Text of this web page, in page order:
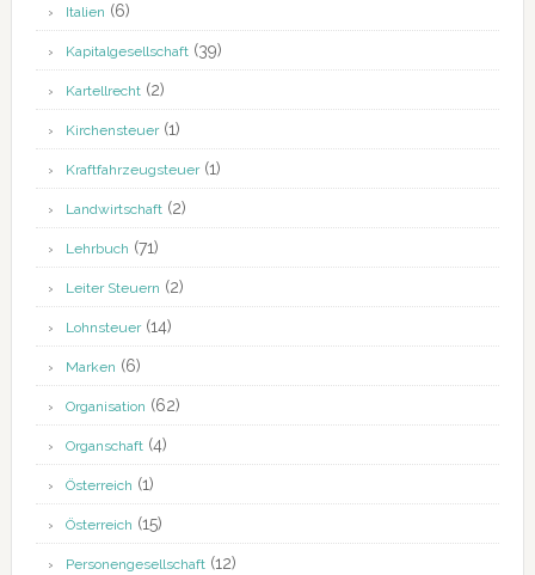
Italien (6)
Kapitalgesellschaft(39)
Kartellrecht(2)
Kirchensteuer(1)
Kraftfahrzeugsteuer(1)
Landwirtschaft(2)
Lehrbuch (71)
Leiter Steuern (2)
Lohnsteuer(14)
Marken (6)
Organisation (62)
Organschaft(4)
Österreich (1)
Österreich (15)
Personengesellschaft(12)